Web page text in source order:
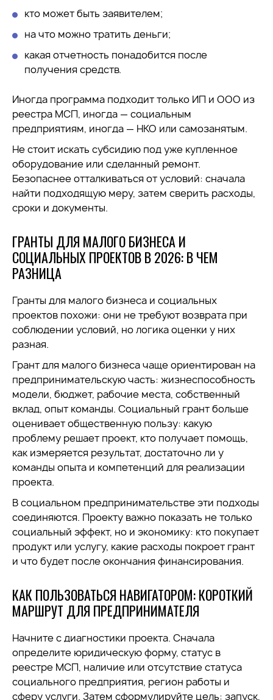
кто может быть заявителем;
на что можно тратить деньги;
какая отчетность понадобится после
получения средств.
Иногда программа подходит только ИП и ООО из
реестра МСП, иногда — социальным
предприятиям, иногда — НКО или самозанятым.
Не стоит искать субсидию под уже купленное
оборудование или сделанный ремонт.
Безопаснее отталкиваться от условий: сначала
найти подходящую меру, затем сверить расходы,
сроки и документы.
ГРАНТЫ ДЛЯ МАЛОГО БИЗНЕСА И
СОЦИАЛЬНЫХ ПРОЕКТОВ В 2026: В ЧЕМ
РАЗНИЦА
Гранты для малого бизнеса и социальных
проектов похожи: они не требуют возврата при
соблюдении условий, но логика оценки у них
разная.
Грант для малого бизнеса чаще ориентирован на
предпринимательскую часть: жизнеспособность
модели, бюджет, рабочие места, собственный
вклад, опыт команды. Социальный грант больше
оценивает общественную пользу: какую
проблему решает проект, кто получает помощь,
как измеряется результат, достаточно ли у
команды опыта и компетенций для реализации
проекта.
В социальном предпринимательстве эти подходы
соединяются. Проекту важно показать не только
социальный эффект, но и экономику: кто покупает
продукт или услугу, какие расходы покроет грант
и что будет после окончания финансирования.
КАК ПОЛЬЗОВАТЬСЯ НАВИГАТОРОМ: КОРОТКИЙ
МАРШРУТ ДЛЯ ПРЕДПРИНИМАТЕЛЯ
Начните с диагностики проекта. Сначала
определите юридическую форму, статус в
реестре МСП, наличие или отсутствие статуса
социального предприятия, регион работы и
сферу услуги. Затем сформулируйте цель: запуск,